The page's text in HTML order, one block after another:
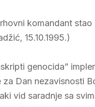
komandant
15.10.1995.)
genocida”
za Dan nezavisnosti
vid saradnje sa